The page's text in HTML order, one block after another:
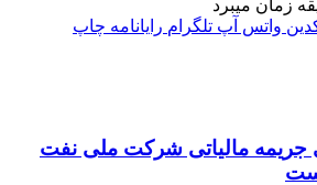
واتس آپ تلگرام رایانامه چاپ
جریمه مالیاتی شرکت ملی نفت